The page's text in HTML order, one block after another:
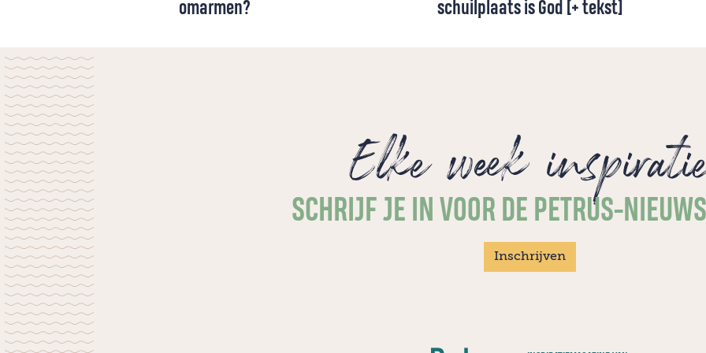
omarmen?
de jonge generatie inderdaad weer nieuwe
interesse in geloof? En wat merken kerken
schuilplaats is God [+ tekst]
Elke week
SCHRIJF JE IN VOOR DE PETRUS-
Inschrijven